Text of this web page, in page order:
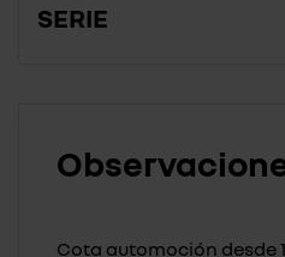
SERIE
Cota automoción desde